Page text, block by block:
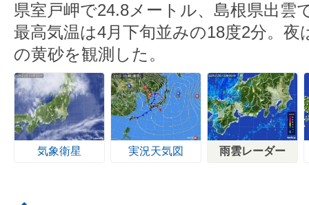
県室戸岬で24.8メートル、島根県出雲
最高気温は4月下旬並みの18度2分。夜
の黄砂を観測した。
気象衛星 実況天気図 雨雲レーダー